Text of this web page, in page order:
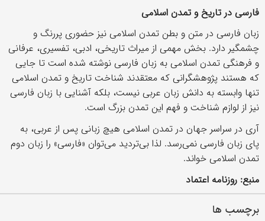
فارسی در تاریخ و تمدن اسلامی
زبان فارسی در متن و بطن تمدن اسلامی نیز حضوری پررنگ و
چشمگیر دارد. بخش مهمی از میراث تاریخی، ادبی، تفسیری، عرفانی
و فرهنگی تمدن اسلامی به زبان فارسی نوشته شده است تا جایی
كه هستند پژوهشگرانی كه معتقدند شناخت تاریخ و تمدن اسلامی
تنها وابسته به دانش زبان عربی نیست، بلكه آشنایی با زبان فارسی
نیز از لوازم شناخت و فهم این تمدن بزرگ است.
آری در سراسر جهان در تمدن اسلامی هیچ زبانی پس از عربی، به
پای زبان فارسی نمی‌رسد. لذا بی‌تردید می‌توان «فارسی» را زبان دوم
تمدن اسلامی خواند.
منبع: روزنامه اعتماد
برچسب ها